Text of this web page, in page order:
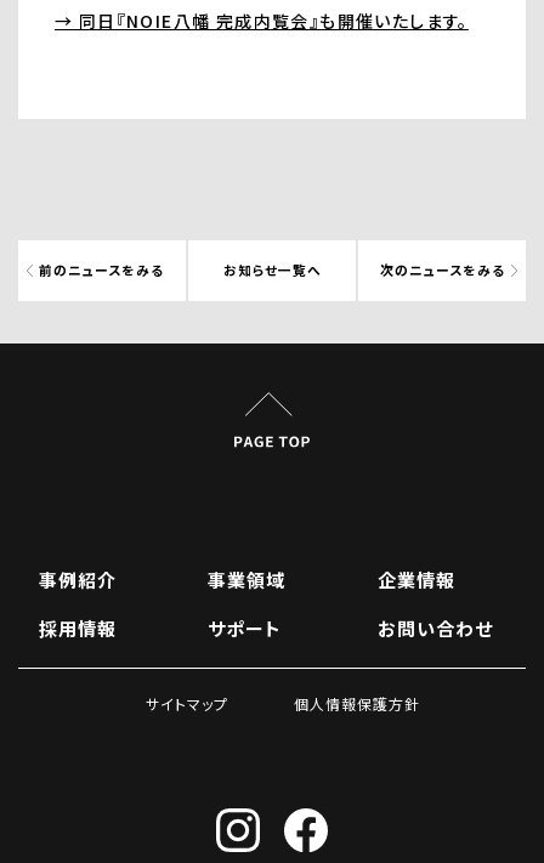
→ 同日『NOIE八幡 完成内覧会』も開催いたします。
前のニュースをみる お知らせ一覧へ 次のニュースをみる
事例紹介 事業領域
企業情報
採用情報
サポート お問い合わせ
サイトマップ 個人情報保護方針